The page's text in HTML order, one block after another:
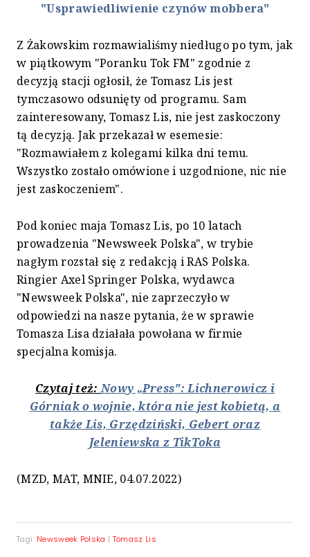
"Usprawiedliwienie czynów mobbera"
Z Żakowskim rozmawialiśmy niedługo po tym, jak
w piątkowym "Poranku Tok FM" zgodnie z
decyzją stacji ogłosił, że Tomasz Lis jest
tymczasowo odsunięty od programu. Sam
zainteresowany, Tomasz Lis, nie jest zaskoczony
tą decyzją. Jak przekazał w esemesie:
"Rozmawiałem z kolegami kilka dni temu.
Wszystko zostało omówione i uzgodnione, nic nie
jest zaskoczeniem".
Pod koniec maja Tomasz Lis, po 10 latach
prowadzenia "Newsweek Polska", w trybie
nagłym rozstał się z redakcją i RAS Polska.
Ringier Axel Springer Polska, wydawca
"Newsweek Polska", nie zaprzeczyło w
odpowiedzi na nasze pytania, że w sprawie
Tomasza Lisa działała powołana w firmie
specjalna komisja.
Czytaj też:Nowy „Press": Lichnerowicz i
Górniak o wojnie, która nie jest kobietą, a
także Lis, Grzędziński, Gebert oraz
Jeleniewska z TikToka
(MZD, MAT, MNIE, 04.07.2022)
Tagi: Newsweek Polska | Tomasz Lis